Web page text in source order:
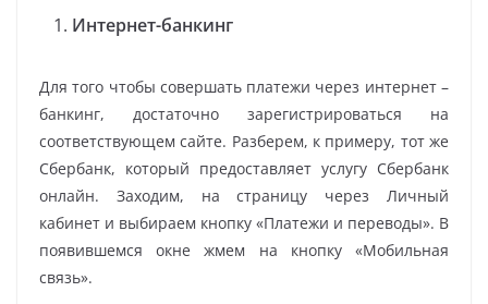
Интернет-банкинг
Для того чтобы совершать платежи через интернет –
банкинг, достаточно зарегистрироваться на
соответствующем сайте. Разберем, к примеру, тот же
Сбербанк, который предоставляет услугу Сбербанк
онлайн. Заходим, на страницу через Личный
кабинет и выбираем кнопку «Платежи и переводы». В
появившемся окне жмем на кнопку «Мобильная
связь».